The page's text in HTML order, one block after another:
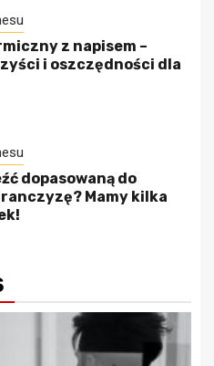
z napisem –
i oszczędności dla
dopasowaną do
Mamy kilka